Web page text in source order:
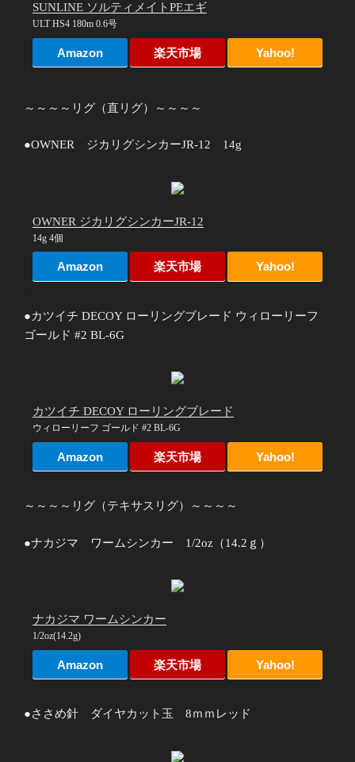
SUNLINE ソルティメイトPEエギ
ULT HS4 180m 0.6号
Amazon 楽天市場 Yahoo!
～～～～リグ（直リグ）～～～～
●OWNER ジカリグシンカーJR-12 14g
OWNER ジカリグシンカーJR-12
14g 4個
Amazon 楽天市場 Yahoo!
●カツイチ DECOY ローリングブレード ウィローリーフ
ゴールド #2 BL-6G
カツイチ DECOY ローリングブレード
ウィローリーフ ゴールド #2 BL-6G
Amazon 楽天市場 Yahoo!
～～～～リグ（テキサスリグ）～～～～
●ナカジマ ワームシンカー 1/2oz（14.2ｇ）
ナカジマ ワームシンカー
1/2oz(14.2g)
Amazon 楽天市場 Yahoo!
●ささめ針 ダイヤカット玉 8ｍｍレッド